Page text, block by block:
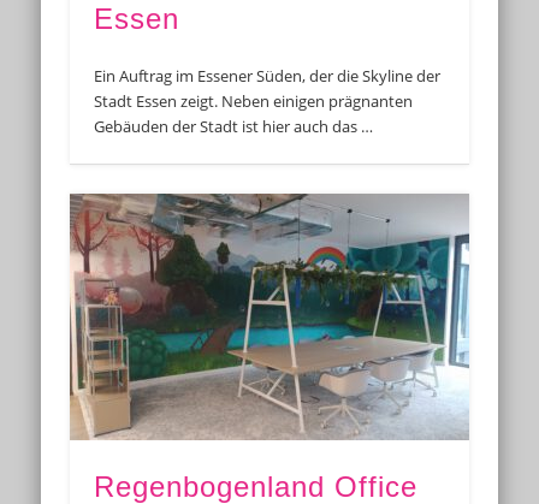
Essen
Ein Auftrag im Essener Süden, der die Skyline der
Stadt Essen zeigt. Neben einigen prägnanten
Gebäuden der Stadt ist hier auch das …
Regenbogenland Office